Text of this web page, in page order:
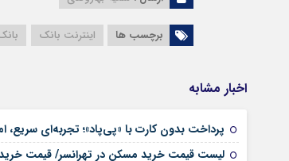
برچسب ها اینترنت بانک
اخبار مشابه
پرداخت بدون کارت با «پی‌پاد»؛ تجربه‌ای
لیست قیمت خرید مسکن در تهرانسر/ قیمت